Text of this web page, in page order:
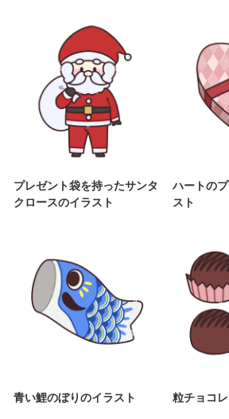
プレゼント袋を持ったサンタ
クロースのイラスト
ハートの
スト
青い鯉のぼりのイラスト 粒チョコ